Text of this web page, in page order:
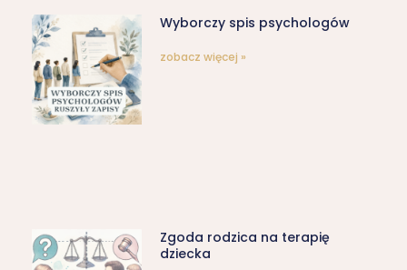
Wyborczy spis psychologów
zobacz więcej »
Zgoda rodzica na terapię
dziecka